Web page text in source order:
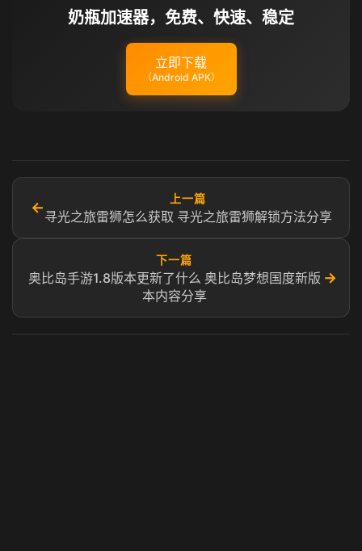
奶瓶加速器，免费、快速、稳定
立即下载
（Android APK）
←
上一篇
寻光之旅雷狮怎么获取 寻光之旅雷狮解锁方法分享
下一篇
奥比岛手游1.8版本更新了什么 奥比岛梦想国度新版
本内容分享
→